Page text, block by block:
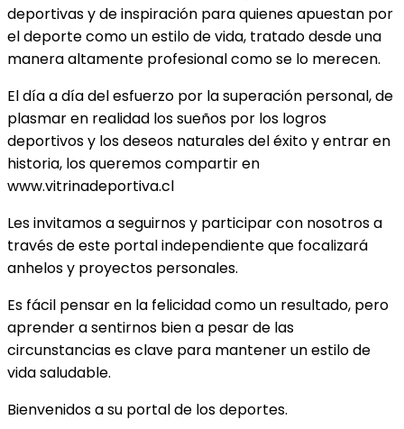
deportivas y de inspiración para quienes apuestan por
el deporte como un estilo de vida, tratado desde una
manera altamente profesional como se lo merecen.
El día a día del esfuerzo por la superación personal, de
plasmar en realidad los sueños por los logros
deportivos y los deseos naturales del éxito y entrar en
historia, los queremos compartir en
www.vitrinadeportiva.cl
Les invitamos a seguirnos y participar con nosotros a
través de este portal independiente que focalizará
anhelos y proyectos personales.
Es fácil pensar en la felicidad como un resultado, pero
aprender a sentirnos bien a pesar de las
circunstancias es clave para mantener un estilo de
vida saludable.
Bienvenidos a su portal de los deportes.